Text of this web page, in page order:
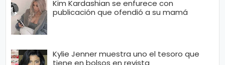
Kim Kardashian se enfurece con
publicación que ofendió a su mamá
Kylie Jenner muestra uno el tesoro que
tiene en bolsos en revista